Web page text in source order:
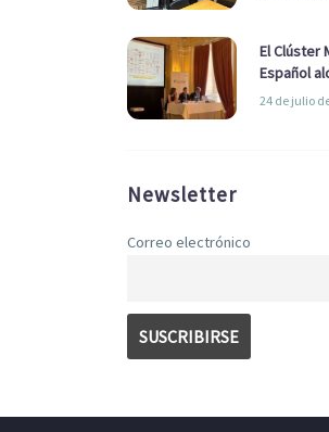
El Clúster
Español
Asamblea
24 de julio
Newsletter
Correo electrónico